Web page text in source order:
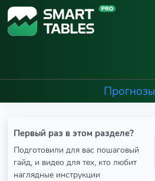
Прогнозы
Первый раз в этом разделе?
Подготовили для вас пошаговый
гайд, и видео для тех, кто любит
наглядные инструкции